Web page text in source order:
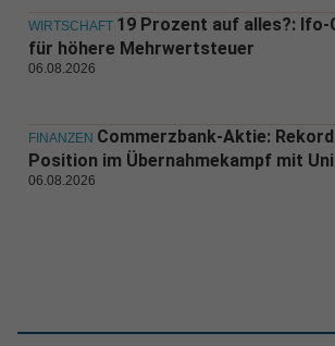
WIRTSCHAFT 19 Prozent auf alles?:
für höhere Mehrwertsteuer
06.08.2026
FINANZEN Commerzbank-Aktie:
Position im Übernahmekampf mit
06.08.2026